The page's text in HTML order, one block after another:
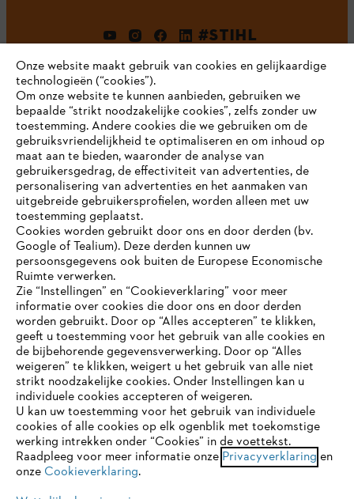
#STIHL
Bedrijf
STIHL FAQ
Contact
Gegevensbescherming Impressum
Cookie-informatie Juridische informatie
ANDREAS STIHL NV, Veurtstraat 117, 2870
België/Belgique
JE BROWSER WORDT NIET
ONDERSTEUND
Je gebruikt een browser die we nog niet ondersteunen. Om
onze website optimaal te kunnen gebruiken, raden we aan dat
je overschakelt op één van de volgende browsers:
firefox
Onze website maakt gebruik van cookies en gelijkaardige
technologieën (“cookies”).
Om onze website te kunnen aanbieden, gebruiken we
bepaalde “strikt noodzakelijke cookies”, zelfs zonder uw
toestemming. Andere cookies die we gebruiken om de
gebruiksvriendelijkheid te optimaliseren en om inhoud op
maat aan te bieden, waaronder de analyse van
gebruikersgedrag, de effectiviteit van advertenties, de
personalisering van advertenties en het aanmaken van
uitgebreide gebruikersprofielen, worden alleen met uw
toestemming geplaatst.
Cookies worden gebruikt door ons en door derden (bv.
Google of Tealium). Deze derden kunnen uw
persoonsgegevens ook buiten de Europese Economische
Ruimte verwerken.
Zie “Instellingen” en “Cookieverklaring” voor meer
informatie over cookies die door ons en door derden
worden gebruikt. Door op “Alles accepteren” te klikken,
geeft u toestemming voor het gebruik van alle cookies en
de bijbehorende gegevensverwerking. Door op “Alles
weigeren” te klikken, weigert u het gebruik van alle niet
strikt noodzakelijke cookies. Onder Instellingen kan u
individuele cookies accepteren of weigeren.
U kan uw toestemming voor het gebruik van individuele
cookies of alle cookies op elk ogenblik met toekomstige
werking intrekken onder “Cookies” in de voettekst.
Raadpleeg voor meer informatie onze Privacyverklaring en
onze Cookieverklaring.